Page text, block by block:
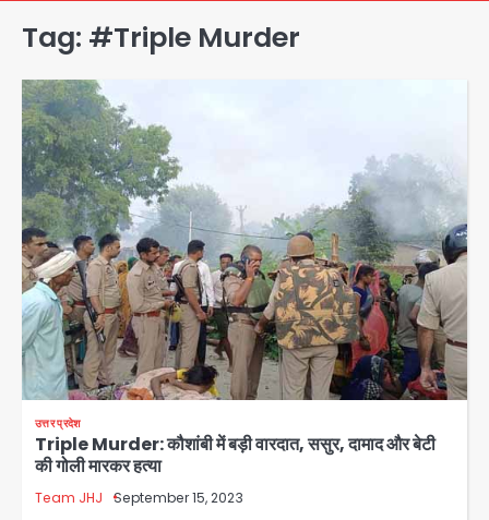
Tag: #Triple Murder
उत्तर प्रदेश
Triple Murder: कौशांबी में बड़ी वारदात, ससुर, दामाद और बेटी
की गोली मारकर हत्या
Team JHJ September 15, 2023
2 Team JHJ
3
Petrol bomb attack on Shakib
Al Hasan’s house: शेख हसीना की
वर्चुअल प्रेस कॉन्फ्रेंस में जुड़ने पर भड़का
गुस्सा, शाकिब अल हसन के मगुरा स्थित घर पर
पेट्रोल बम से हमला
Avinash Kumar
4
Rasra Assembly seat: बसपा के
इकलौते विधायक उमाशंकर सिंह का निधन, दो
साल से कैंसर से जूझ रहे थे
Avinash Kumar
डीएम अस्मिता लाल ने गोद में उठाकर दिया
Team JHJ